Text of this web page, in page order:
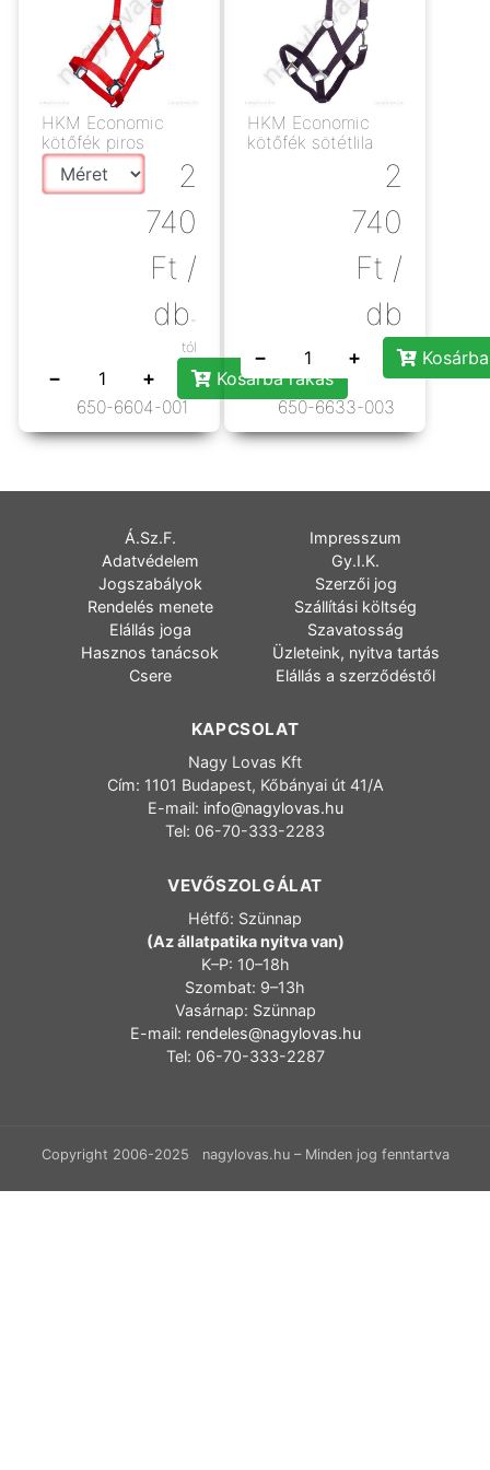
HKM Economic
kötőfék piros
2
740
Ft /
db -
tól
− +
Kosárba rakás
650-6604-001
HKM Economic
kötőfék sötétlila
2
740
Ft /
db
− +
650-6633-003
Á.Sz.F.
Impresszum
Adatvédelem
Gy.I.K.
Jogszabályok
Szerzői jog
Rendelés menete
Szállítási költség
Elállás joga
Szavatosság
Hasznos tanácsok
Üzleteink, nyitva tartás
Csere
Elállás a szerződéstől
KAPCSOLAT
Nagy Lovas Kft
Cím: 1101 Budapest, Kőbányai út 41/A
E-mail: info@nagylovas.hu
Tel: 06-70-333-2283
VEVŐSZOLGÁLAT
Hétfő: Szünnap
(Az állatpatika nyitva van)
K–P: 10–18h
Szombat: 9–13h
Vasárnap: Szünnap
E-mail: rendeles@nagylovas.hu
Tel: 06-70-333-2287
Copyright 2006-2025 nagylovas.hu – Minden jog fenntartva